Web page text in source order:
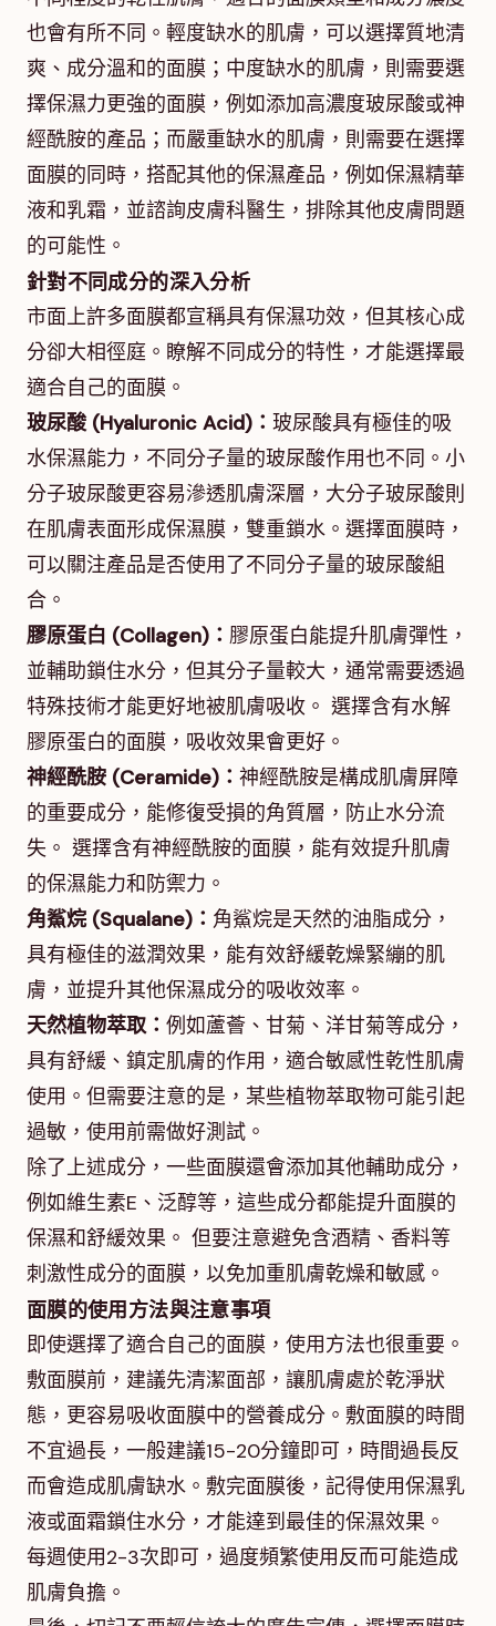
也會有所不同。輕度缺水的肌膚，可以選擇質地清
爽、成分溫和的面膜；中度缺水的肌膚，則需要選
擇保濕力更強的面膜，例如添加高濃度玻尿酸或神
經酰胺的產品；而嚴重缺水的肌膚，則需要在選擇
面膜的同時，搭配其他的保濕產品，例如保濕精華
液和乳霜，並諮詢皮膚科醫生，排除其他皮膚問題
的可能性。
針對不同成分的深入分析
市面上許多面膜都宣稱具有保濕功效，但其核心成
分卻大相徑庭。瞭解不同成分的特性，才能選擇最
適合自己的面膜。
玻尿酸 (Hyaluronic Acid)： 玻尿酸具有極佳的吸
水保濕能力，不同分子量的玻尿酸作用也不同。小
分子玻尿酸更容易滲透肌膚深層，大分子玻尿酸則
在肌膚表面形成保濕膜，雙重鎖水。選擇面膜時，
可以關注產品是否使用了不同分子量的玻尿酸組
合。
膠原蛋白 (Collagen)： 膠原蛋白能提升肌膚彈性，
並輔助鎖住水分，但其分子量較大，通常需要透過
特殊技術才能更好地被肌膚吸收。 選擇含有水解
膠原蛋白的面膜，吸收效果會更好。
神經酰胺 (Ceramide)： 神經酰胺是構成肌膚屏障
的重要成分，能修復受損的角質層，防止水分流
失。 選擇含有神經酰胺的面膜，能有效提升肌膚
的保濕能力和防禦力。
角鯊烷 (Squalane)： 角鯊烷是天然的油脂成分，
具有極佳的滋潤效果，能有效舒緩乾燥緊繃的肌
膚，並提升其他保濕成分的吸收效率。
天然植物萃取： 例如蘆薈、甘菊、洋甘菊等成分，
具有舒緩、鎮定肌膚的作用，適合敏感性乾性肌膚
使用。但需要注意的是，某些植物萃取物可能引起
過敏，使用前需做好測試。
除了上述成分，一些面膜還會添加其他輔助成分，
例如維生素E、泛醇等，這些成分都能提升面膜的
保濕和舒緩效果。 但要注意避免含酒精、香料等
刺激性成分的面膜，以免加重肌膚乾燥和敏感。
面膜的使用方法與注意事項
即使選擇了適合自己的面膜，使用方法也很重要。
敷面膜前，建議先清潔面部，讓肌膚處於乾淨狀
態，更容易吸收面膜中的營養成分。敷面膜的時間
不宜過長，一般建議15-20分鐘即可，時間過長反
而會造成肌膚缺水。敷完面膜後，記得使用保濕乳
液或面霜鎖住水分，才能達到最佳的保濕效果。
每週使用2-3次即可，過度頻繁使用反而可能造成
肌膚負擔。